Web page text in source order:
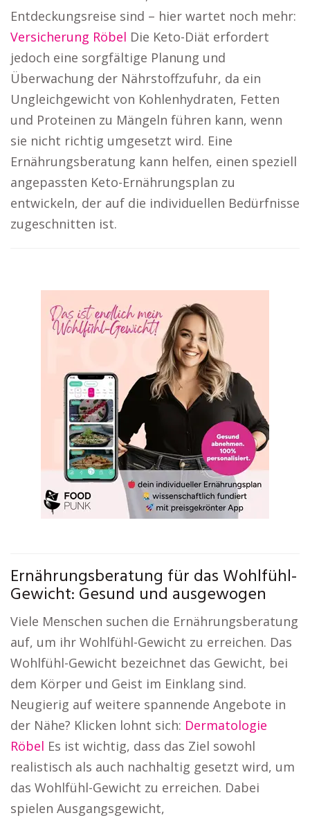
Entdeckungsreise sind – hier wartet noch mehr:
Versicherung Röbel Die Keto-Diät erfordert
jedoch eine sorgfältige Planung und
Überwachung der Nährstoffzufuhr, da ein
Ungleichgewicht von Kohlenhydraten, Fetten
und Proteinen zu Mängeln führen kann, wenn
sie nicht richtig umgesetzt wird. Eine
Ernährungsberatung kann helfen, einen speziell
angepassten Keto-Ernährungsplan zu
entwickeln, der auf die individuellen Bedürfnisse
zugeschnitten ist.
Ernährungsberatung für das Wohlfühl-
Gewicht: Gesund und ausgewogen
Viele Menschen suchen die Ernährungsberatung
auf, um ihr Wohlfühl-Gewicht zu erreichen. Das
Wohlfühl-Gewicht bezeichnet das Gewicht, bei
dem Körper und Geist im Einklang sind.
Neugierig auf weitere spannende Angebote in
der Nähe? Klicken lohnt sich: Dermatologie
Röbel Es ist wichtig, dass das Ziel sowohl
realistisch als auch nachhaltig gesetzt wird, um
das Wohlfühl-Gewicht zu erreichen. Dabei
spielen Ausgangsgewicht,